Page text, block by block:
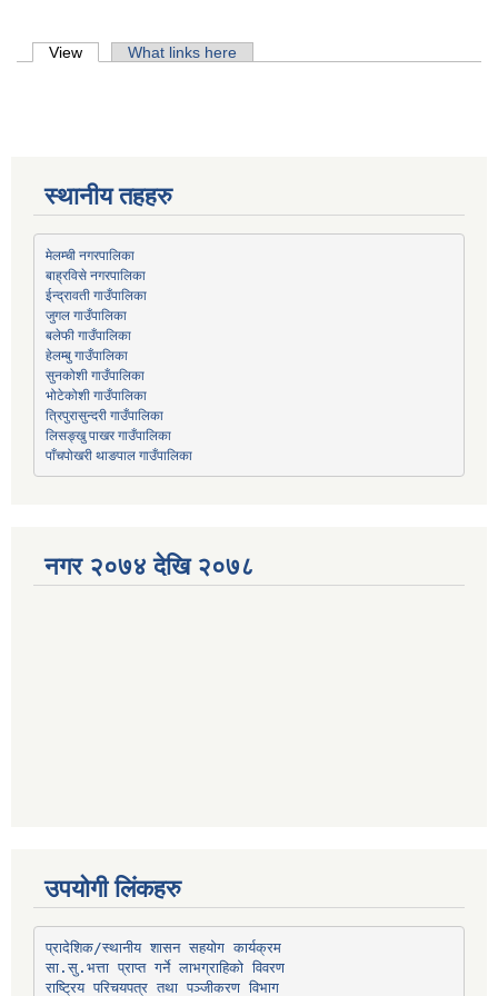
Primary tabs
View (active tab)What links here
स्थानीय तहहरु
मेलम्ची नगरपालिका
बाह्रविसे नगरपालिका
ईन्द्रावती गाउँपालिका
जुगल गाउँपालिका
बलेफी गाउँपालिका
हेलम्बु गाउँपालिका
सुनकोशी गाउँपालिका
भोटेकोशी गाउँपालिका
त्रिपुरासुन्दरी गाउँपालिका
लिसङ्खु पाखर गाउँपालिका
पाँचपोखरी थाङपाल गाउँपालिका
नगर २०७४ देखि २०७८
उपयोगी लिंकहरु
प्रादेशिक/स्थानीय शासन सहयोग कार्यक्रम
सा.सु.भत्ता प्राप्त गर्ने लाभग्राहिको विवरण
राष्ट्रिय परिचयपत्र तथा पञ्‍जीकरण विभाग